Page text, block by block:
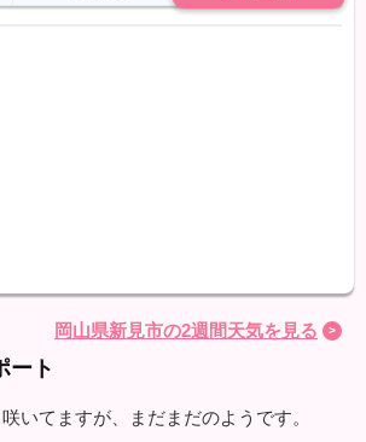
岡山県新見市の2週間天気を見る
ート
いてますが、まだまだのようです。